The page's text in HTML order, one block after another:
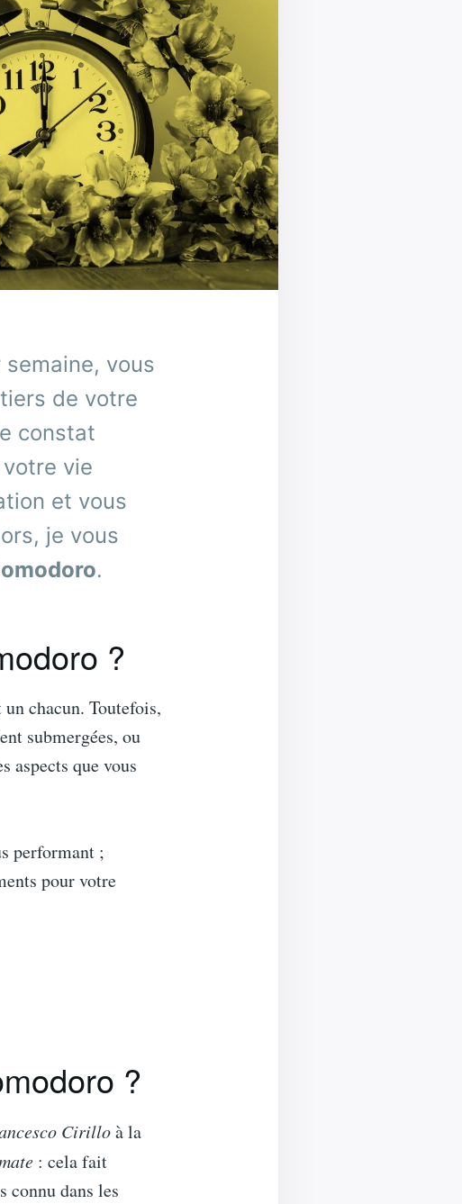
vous
de votre
constat
votre vie
et vous
je vous
.
?
chacun. Toutefois,
submergées, ou
aspects que vous
performant ;
pour votre
?
Cirilloà la
: cela fait
connu dans les